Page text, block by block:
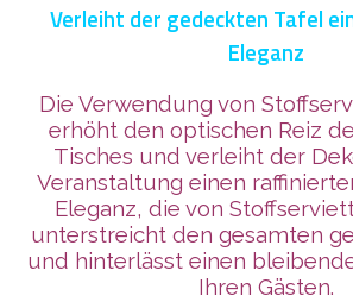
Verleiht der gedeckten Tafel
Eleganz
Die Verwendung von
erhöht den optischen Reiz
Tisches und verleiht der
Veranstaltung einen
Eleganz, die von
unterstreicht den gesamten
und hinterlässt einen
Ihren Gästen.